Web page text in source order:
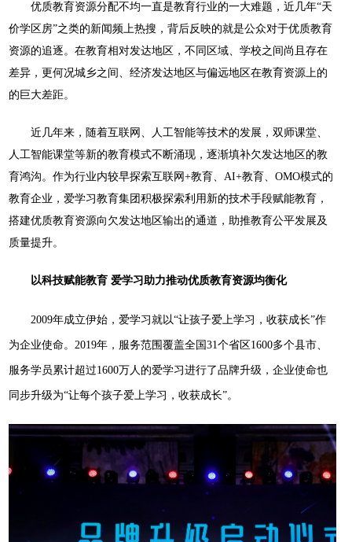
优质教育资源分配不均一直是教育行业的一大难题，近几年“天
价学区房”之类的新闻频上热搜，背后反映的就是公众对于优质教育
资源的追逐。在教育相对发达地区，不同区域、学校之间尚且存在
差异，更何况城乡之间、经济发达地区与偏远地区在教育资源上的
的巨大差距。
近几年来，随着互联网、人工智能等技术的发展，双师课堂、
人工智能课堂等新的教育模式不断涌现，逐渐填补欠发达地区的教
育鸿沟。作为行业内较早探索互联网+教育、AI+教育、OMO模式的
教育企业，爱学习教育集团积极探索利用新的技术手段赋能教育，
搭建优质教育资源向欠发达地区输出的通道，助推教育公平发展及
质量提升。
以科技赋能教育 爱学习助力推动优质教育资源均衡化
2009年成立伊始，爱学习就以“让孩子爱上学习，收获成长”作
为企业使命。2019年，服务范围覆盖全国31个省区1600多个县市、
服务学员累计超过1600万人的爱学习进行了品牌升级，企业使命也
同步升级为“让每个孩子爱上学习，收获成长”。